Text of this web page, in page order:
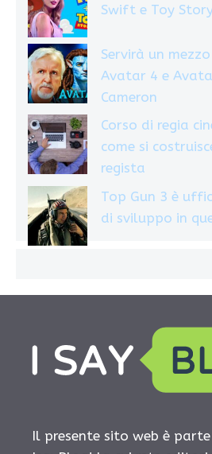
Swift e Toy
Servirà un
Avatar 4 e
Cameron
Corso di regia
come si
regista
Top Gun 3 è
di sviluppo in
Il presente sito web è